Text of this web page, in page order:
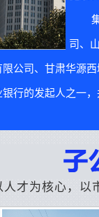
集团
司、
公司、甘肃华源
行的发起人之一
人才为核心，以